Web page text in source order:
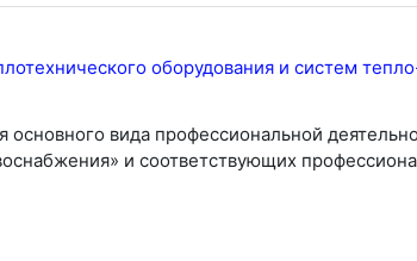
оборудования и систем
вида профессиональной
и соответствующих